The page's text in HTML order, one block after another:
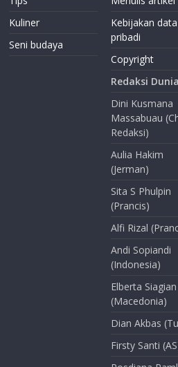
Kuliner
Seni budaya
Kebijakan data
pribadi
Copyright
Redaksi
Dini Kusmana
Massabuau
Redaksi)
Aulia Hakim
(Jerman)
Sita S Phulpin
(Prancis)
Alfi Rizal
Andi Sopiandi
(Indonesia)
Elberta Siagian
(Macedonia)
Dian Akbas
Firsty Santi